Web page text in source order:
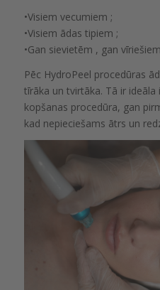
•Visiem vecumiem ;
•Visiem ādas tipiem ;
•Gan sievietēm , gan vīriešiem
Pēc HydroPeel procedūras
tīrāka un tvirtāka. Tā ir ideāla
kopšanas procedūra, gan
kad nepieciešams ātrs un